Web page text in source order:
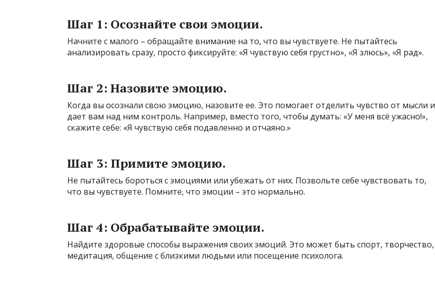
Шаг 1: Осознайте свои эмоции.
Начните с малого – обращайте внимание на то, что вы чувствуете. Не пытайтесь
анализировать сразу, просто фиксируйте: «Я чувствую себя грустно», «Я злюсь», «Я рад».
Шаг 2: Назовите эмоцию.
Когда вы осознали свою эмоцию, назовите ее. Это помогает отделить чувство от мысли и
дает вам над ним контроль. Например, вместо того, чтобы думать: «У меня всё ужасно!»,
скажите себе: «Я чувствую себя подавленно и отчаяно.»
Шаг 3: Примите эмоцию.
Не пытайтесь бороться с эмоциями или убежать от них. Позвольте себе чувствовать то,
что вы чувствуете. Помните, что эмоции – это нормально.
Шаг 4: Обрабатывайте эмоции.
Найдите здоровые способы выражения своих эмоций. Это может быть спорт, творчество,
медитация, общение с близкими людьми или посещение психолога.